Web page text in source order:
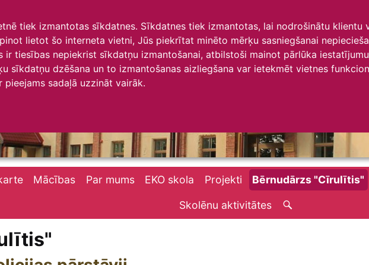
tiek izmantotas sīkdatnes. Sīkdatnes tiek izmantotas, lai nodrošinātu
lietot šo interneta vietni, Jūs piekrītat minēto mērķu sasniegšanai
ir tiesības nepiekrist sīkdatņu izmantošanai, atbilstoši mainot pārlūka
sīkdatņu dzēšana un to izmantošanas aizliegšana var ietekmēt vietnes
sadaļā uzzināt vairāk.
Mācības Par mums EKO skola Projekti Bērnudārzs "Cīrulītis"
Skolēnu aktivitātes